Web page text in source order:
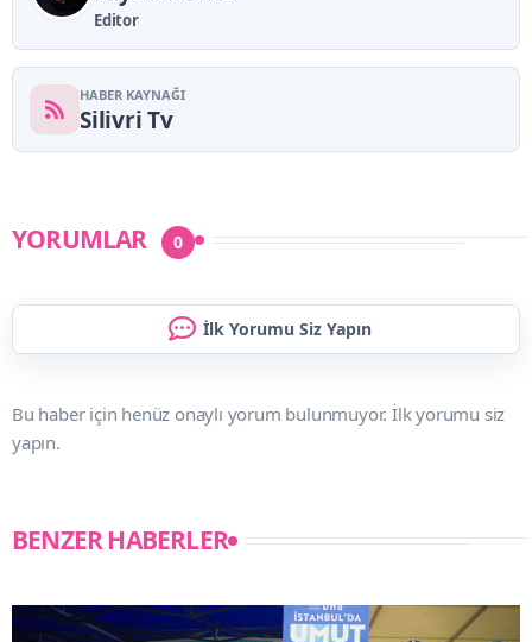
Editor
HABER KAYNAĞI
Silivri Tv
YORUMLAR 0
İlk Yorumu Siz Yapın
Bu haber için henüz onaylı yorum bulunmuyor. İlk yorumu siz
yapın.
BENZER HABERLER